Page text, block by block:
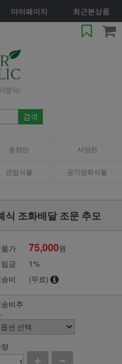
마이페이지 최근본상품
동양란 서양란
관엽식물 공기정화식물
식 조화배달 조문 추모
가 75,000원
금
1%
비
(무료)
비추